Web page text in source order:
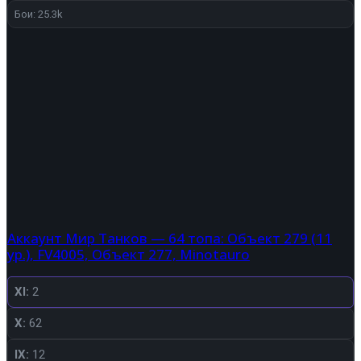
Бои: 25.3k
Аккаунт Мир Танков — 64 топа: Объект 279 (11
ур.), FV4005, Объект 277, Minotauro
XI: 2
X: 62
IX: 12